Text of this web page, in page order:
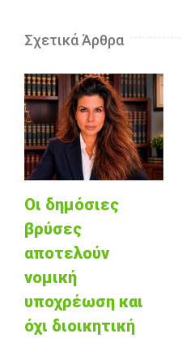
Σχετικά Άρθρα
Οι δημόσιες
βρύσες
αποτελούν
νομική
υποχρέωση και
όχι διοικητική